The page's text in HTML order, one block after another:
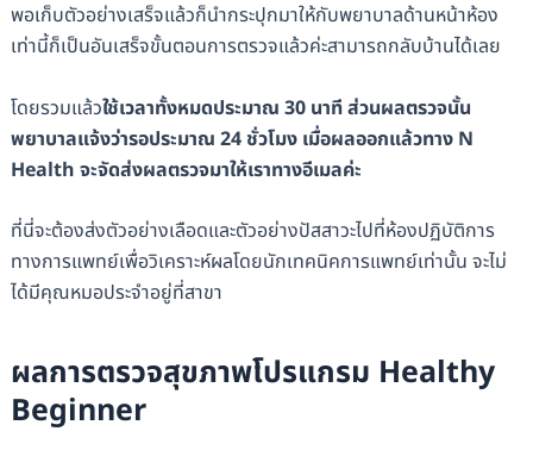
พอเก็บตัวอย่างเสร็จแล้วก็นำกระปุกมาให้กับพยาบาลด้านหน้าห้อง
เท่านี้ก็เป็นอันเสร็จขั้นตอนการตรวจแล้วค่ะสามารถกลับบ้านได้เลย
โดยรวมแล้วใช้เวลาทั้งหมดประมาณ 30 นาที ส่วนผลตรวจนั้น
พยาบาลแจ้งว่ารอประมาณ 24 ชั่วโมง เมื่อผลออกแล้วทาง N
Health จะจัดส่งผลตรวจมาให้เราทางอีเมลค่ะ
ที่นี่จะต้องส่งตัวอย่างเลือดและตัวอย่างปัสสาวะไปที่ห้องปฏิบัติการ
ทางการแพทย์เพื่อวิเคราะห์ผลโดยนักเทคนิคการแพทย์เท่านั้น จะไม่
ได้มีคุณหมอประจำอยู่ที่สาขา
ผลการตรวจสุขภาพโปรแกรม Healthy
Beginner